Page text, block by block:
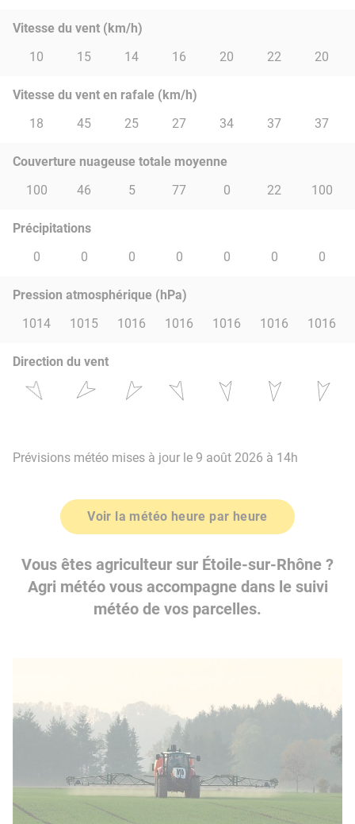
Vitesse du vent (km/h)
10
15 14 16 20 22 20
Vitesse du vent en rafale (km/h)
18
45 25 27 34 37 37
Couverture nuageuse totale moyenne
100
46 5 77 0 22 100
Précipitations
0
0 0 0 0 0 0
Pression atmosphérique (hPa)
1014
1015 1016 1016 1016 1016 1016
Direction du vent
Prévisions météo mises à jour le 9 août 2026 à 14h
Voir la météo heure par heure
Vous êtes agriculteur sur Étoile-sur-Rhône ?
Agri météo vous accompagne dans le suivi
météo de vos parcelles.